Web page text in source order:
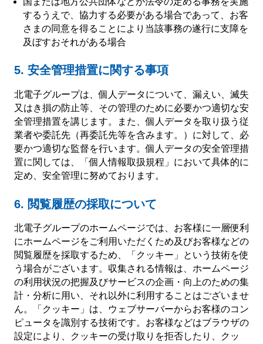
するうえで、協力する必要がある場合であって、お客
さまの同意を得ることにより当該事務の遂行に支障を
及ぼすおそれがある場合
5. 安全管理措置に関する事項
北電子グループは、個人データについて、漏えい、滅失
又はき損の防止等、その管理のために必要かつ適切な安
全管理措置を講じます。また、個人データを取り扱う従
業者や委託先（再委託先等を含みます。）に対して、必
要かつ適切な監督を行います。個人データの安全管理措
置に関しては、「個人情報取扱規程」において具体的に
定め、安全管理に努めております。
6. 閲覧履歴の採取について
北電子グループのホームページでは、お客様に一層便利
にホームページをご利用いただくため及びお客様などの
閲覧履歴を採取するため、「クッキー」という技術を使
う場合がございます。収集される情報は、ホームページ
の利用状況の把握及びサービスの企画・向上のための集
計・分析に用い、それ以外に利用することはございませ
ん。「クッキー」は、ウェブサーバーからお客様のコン
ピュータを識別する技術です。お客様などはブラウザの
設定により、クッキーの受け取りを拒否したり、クッ